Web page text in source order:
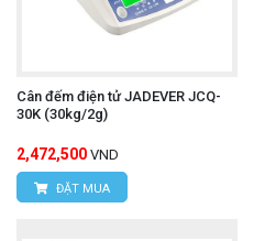
Cân đếm điện tử JADEVER JCQ-
30K (30kg/2g)
2,472,500 VND
ĐẶT MUA